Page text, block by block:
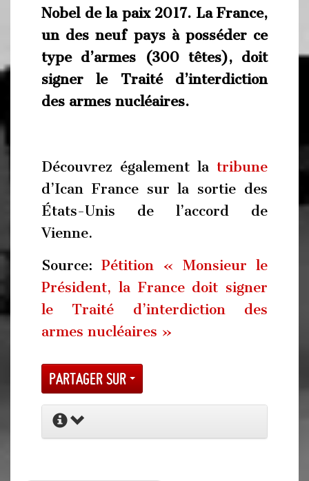
Nobel de la paix 2017. La France,
un des neuf pays à posséder ce
type d’armes (300 têtes), doit
signer le Traité d’interdiction
des armes nucléaires.
Découvrez également la tribune
d’Ican France sur la sortie des
États-Unis de l’accord de
Vienne.
Source: Pétition « Monsieur le
Président, la France doit signer
le Traité d’interdiction des
armes nucléaires »
Partager sur